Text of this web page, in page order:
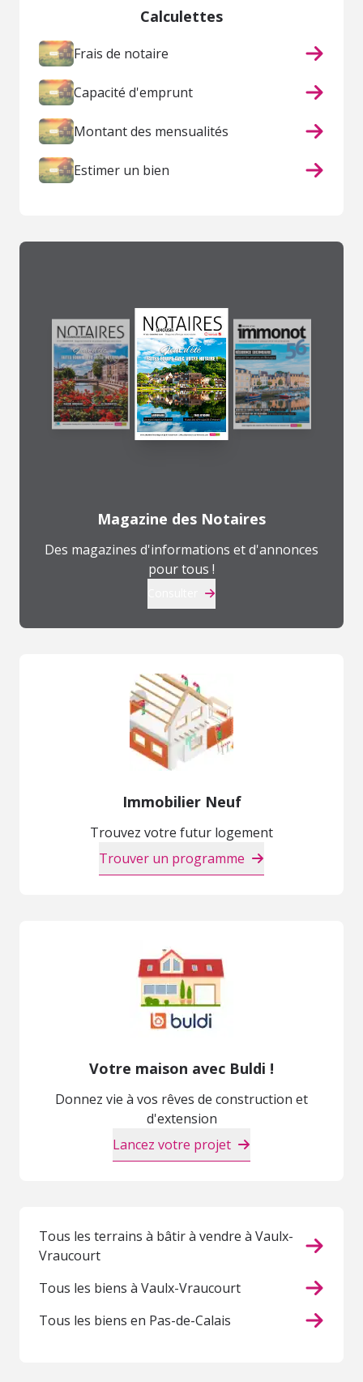
Calculettes
Frais de notaire
Capacité d'emprunt
Montant des mensualités
Estimer un bien
Magazine des Notaires
Des magazines d'informations et d'annonces
pour tous !
Immobilier Neuf
Trouvez votre futur logement
Trouver un programme
Votre maison avec Buldi !
Donnez vie à vos rêves de construction et
d'extension
Lancez votre projet
Tous les terrains à bâtir à vendre à Vaulx-
Vraucourt
Tous les biens à Vaulx-Vraucourt
Tous les biens en Pas-de-Calais